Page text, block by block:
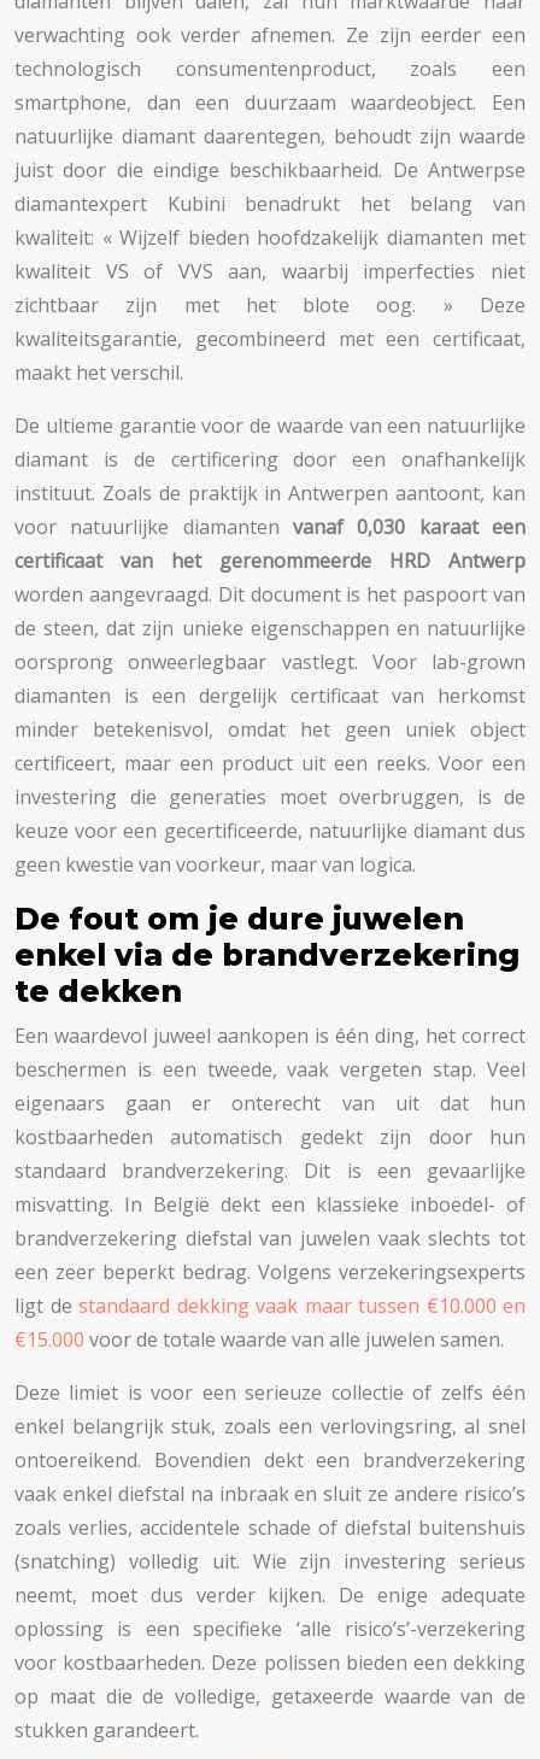
verwachting ook verder afnemen. Ze zijn eerder een
technologisch consumentenproduct, zoals een
smartphone, dan een duurzaam waardeobject. Een
natuurlijke diamant daarentegen, behoudt zijn waarde
juist door die eindige beschikbaarheid. De Antwerpse
diamantexpert Kubini benadrukt het belang van
kwaliteit: « Wijzelf bieden hoofdzakelijk diamanten met
kwaliteit VS of VVS aan, waarbij imperfecties niet
zichtbaar zijn met het blote oog. » Deze
kwaliteitsgarantie, gecombineerd met een certificaat,
maakt het verschil.
De ultieme garantie voor de waarde van een natuurlijke
diamant is de certificering door een onafhankelijk
instituut. Zoals de praktijk in Antwerpen aantoont, kan
voor natuurlijke diamanten vanaf 0,030 karaat een
certificaat van het gerenommeerde HRD Antwerp
worden aangevraagd. Dit document is het paspoort van
de steen, dat zijn unieke eigenschappen en natuurlijke
oorsprong onweerlegbaar vastlegt. Voor lab-grown
diamanten is een dergelijk certificaat van herkomst
minder betekenisvol, omdat het geen uniek object
certificeert, maar een product uit een reeks. Voor een
investering die generaties moet overbruggen, is de
keuze voor een gecertificeerde, natuurlijke diamant dus
geen kwestie van voorkeur, maar van logica.
De fout om je dure juwelen
enkel via de brandverzekering
te dekken
Een waardevol juweel aankopen is één ding, het correct
beschermen is een tweede, vaak vergeten stap. Veel
eigenaars gaan er onterecht van uit dat hun
kostbaarheden automatisch gedekt zijn door hun
standaard brandverzekering. Dit is een gevaarlijke
misvatting. In België dekt een klassieke inboedel- of
brandverzekering diefstal van juwelen vaak slechts tot
een zeer beperkt bedrag. Volgens verzekeringsexperts
ligt de standaard dekking vaak maar tussen €10.000 en
€15.000 voor de totale waarde van alle juwelen samen.
Deze limiet is voor een serieuze collectie of zelfs één
enkel belangrijk stuk, zoals een verlovingsring, al snel
ontoereikend. Bovendien dekt een brandverzekering
vaak enkel diefstal na inbraak en sluit ze andere risico’s
zoals verlies, accidentele schade of diefstal buitenshuis
(snatching) volledig uit. Wie zijn investering serieus
neemt, moet dus verder kijken. De enige adequate
oplossing is een specifieke ‘alle risico’s’-verzekering
voor kostbaarheden. Deze polissen bieden een dekking
op maat die de volledige, getaxeerde waarde van de
stukken garandeert.